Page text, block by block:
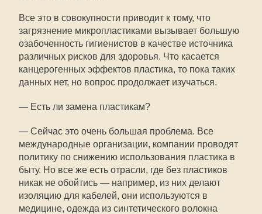
Все это в совокупности приводит к тому, что
загрязнение микропластиками вызывает большую
озабоченность гигиенистов в качестве источника
различных рисков для здоровья. Что касается
канцерогенных эффектов пластика, то пока таких
данных нет, но вопрос продолжает изучаться.
— Есть ли замена пластикам?
— Сейчас это очень большая проблема. Все
международные организации, компании проводят
политику по снижению использования пластика в
быту. Но все же есть отрасли, где без пластиков
никак не обойтись — например, из них делают
изоляцию для кабелей, они используются в
медицине, одежда из синтетического волокна